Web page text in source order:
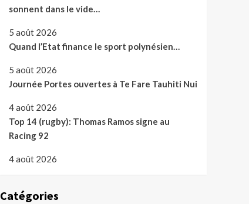
sonnent dans le vide…
5 août 2026
Quand l’Etat finance le sport polynésien…
5 août 2026
Journée Portes ouvertes à Te Fare Tauhiti Nui
4 août 2026
Top 14 (rugby): Thomas Ramos signe au
Racing 92
4 août 2026
Catégories